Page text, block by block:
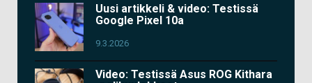
Uusi artikkeli & video: Testissä
Google Pixel 10a
9.3.2026
Video: Testissä Asus ROG Kithara